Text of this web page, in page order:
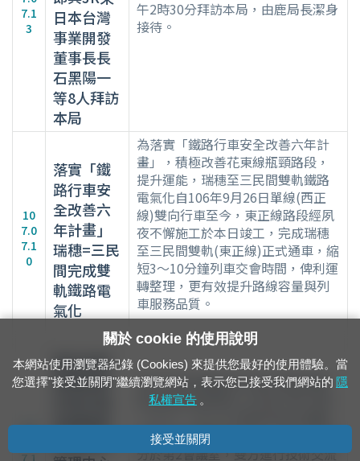
7.1
3
日本台灣
事業開發
董事長長
石黑陽一
等8人拜訪
本局
午2時30分拜訪本局，由鹿局長潔身
接待。
10
7.0
7.1
0
落實「鐵
路行車安
全改善六
年計畫」
瑞穗=三民
間完成雙
軌鐵路電
氣化
為落實「鐵路行車安全改善六年計
畫」，積極改善花東線瓶頸路段，
提升運能，瑞穗至三民間雙軌鐵路
電氣化自106年9月26日單線(西正
線)雙向行車至今，東正線路段經夙
夜不懈施工於本日竣工，完成瑞穗
至三民間雙軌(東正線)正式通車，縮
短3～10分鐘列車交會時間，俾利運
轉整理，更有效提升路線容量與列
車服務品質。
10
7.1
東日本旅
客鐵道株
氣網絡部
東日本旅客鐵道株式會社電氣網絡
部信號系統管理中心所長川野 卓等
所及台北車站行控系統，下午1時30
分於第2會議室，雙方進行技術交流
關於 cookie 的使用說明
本網站使用瀏覽器紀錄 (Cookies) 來提供您最好的使用體驗。當
您選擇"接受並關閉"繼續瀏覽網站，表示您已接受我們網站的 隱
私權宣告 。
接受並關閉